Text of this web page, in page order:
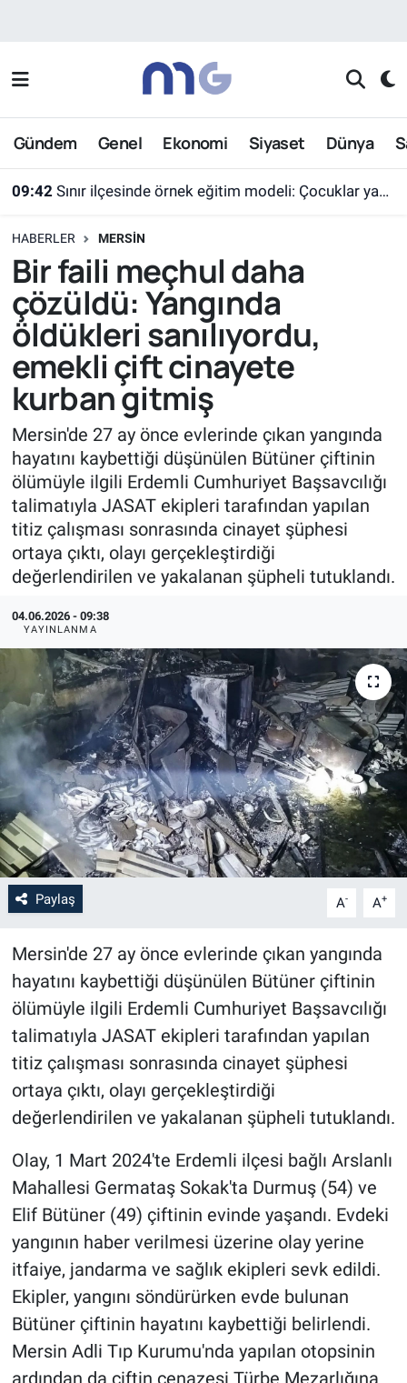
Gündem Genel Ekonomi Siyaset Dünya
09:42 Sınır ilçesinde örnek eğitim modeli: Çocuklar yazın ekran yerine etkinlikleri seçti
HABERLER MERSIN
Bir faili meçhul daha
çözüldü: Yangında
öldükleri sanılıyordu,
emekli çift cinayete
kurban gitmiş
Mersin'de 27 ay önce evlerinde çıkan yangında
hayatını kaybettiği düşünülen Bütüner çiftinin
ölümüyle ilgili Erdemli Cumhuriyet Başsavcılığı
talimatıyla JASAT ekipleri tarafından yapılan
titiz çalışması sonrasında cinayet şüphesi
ortaya çıktı, olayı gerçekleştirdiği
değerlendirilen ve yakalanan şüpheli tutuklandı.
04.06.2026 - 09:38
YAYINLANMA
Paylaş A- A+
Mersin'de 27 ay önce evlerinde çıkan yangında
hayatını kaybettiği düşünülen Bütüner çiftinin
ölümüyle ilgili Erdemli Cumhuriyet Başsavcılığı
talimatıyla JASAT ekipleri tarafından yapılan
titiz çalışması sonrasında cinayet şüphesi
ortaya çıktı, olayı gerçekleştirdiği
değerlendirilen ve yakalanan şüpheli tutuklandı.
Olay, 1 Mart 2024'te Erdemli ilçesi bağlı Arslanlı
Mahallesi Germataş Sokak'ta Durmuş (54) ve
Elif Bütüner (49) çiftinin evinde yaşandı. Evdeki
yangının haber verilmesi üzerine olay yerine
itfaiye, jandarma ve sağlık ekipleri sevk edildi.
Ekipler, yangını söndürürken evde bulunan
Bütüner çiftinin hayatını kaybettiği belirlendi.
Mersin Adli Tıp Kurumu'nda yapılan otopsinin
ardından da çiftin cenazesi Türbe Mezarlığına
Nöbetçi Eczaneler
Hava Durumu
Süper Lig Puan Durumu ve Fikstür
Tüm Manşetler
Son Dakika Haberleri
Haber Arşivi